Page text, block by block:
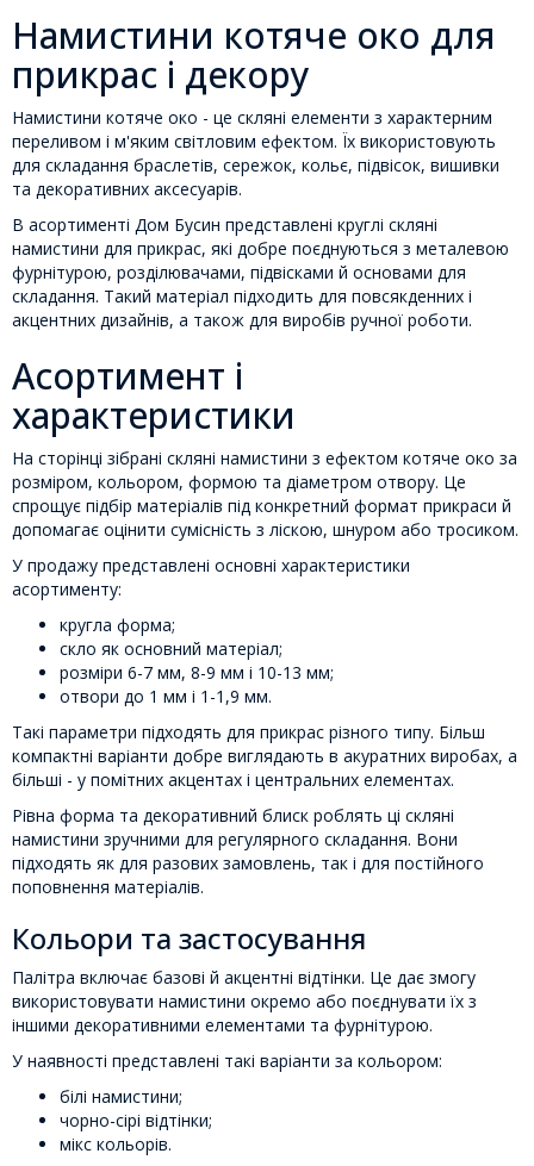
Намистини котяче око для
прикрас і декору
Намистини котяче око - це скляні елементи з характерним
переливом і м'яким світловим ефектом. Їх використовують
для складання браслетів, сережок, кольє, підвісок, вишивки
та декоративних аксесуарів.
В асортименті Дом Бусин представлені круглі скляні
намистини для прикрас, які добре поєднуються з металевою
фурнітурою, розділювачами, підвісками й основами для
складання. Такий матеріал підходить для повсякденних і
акцентних дизайнів, а також для виробів ручної роботи.
Асортимент і
характеристики
На сторінці зібрані скляні намистини з ефектом котяче око за
розміром, кольором, формою та діаметром отвору. Це
спрощує підбір матеріалів під конкретний формат прикраси й
допомагає оцінити сумісність з ліскою, шнуром або тросиком.
У продажу представлені основні характеристики
асортименту:
кругла форма;
скло як основний матеріал;
розміри 6-7 мм, 8-9 мм і 10-13 мм;
отвори до 1 мм і 1-1,9 мм.
Такі параметри підходять для прикрас різного типу. Більш
компактні варіанти добре виглядають в акуратних виробах, а
більші - у помітних акцентах і центральних елементах.
Рівна форма та декоративний блиск роблять ці скляні
намистини зручними для регулярного складання. Вони
підходять як для разових замовлень, так і для постійного
поповнення матеріалів.
Кольори та застосування
Палітра включає базові й акцентні відтінки. Це дає змогу
використовувати намистини окремо або поєднувати їх з
іншими декоративними елементами та фурнітурою.
У наявності представлені такі варіанти за кольором:
білі намистини;
чорно-сірі відтінки;
мікс кольорів.